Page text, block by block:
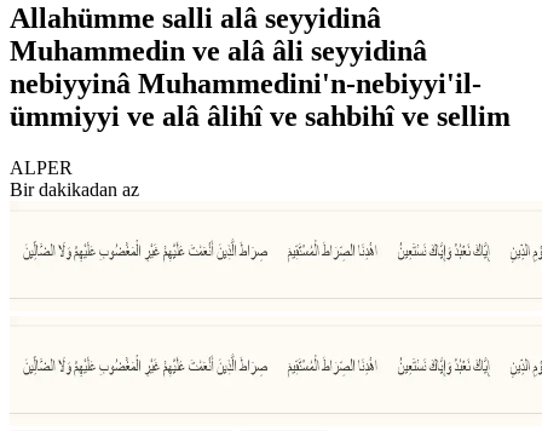
Allahümme salli alâ seyyidinâ
Muhammedin ve alâ âli seyyidinâ
nebiyyinâ Muhammedini'n-nebiyyi'il-
ümmiyyi ve alâ âlihî ve sahbihî ve sellim
ALPER
Bir dakikadan az